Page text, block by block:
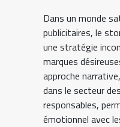
Dans un monde
publicitaires, le
une stratégie
marques
approche
dans le secteur
responsables,
émotionnel avec